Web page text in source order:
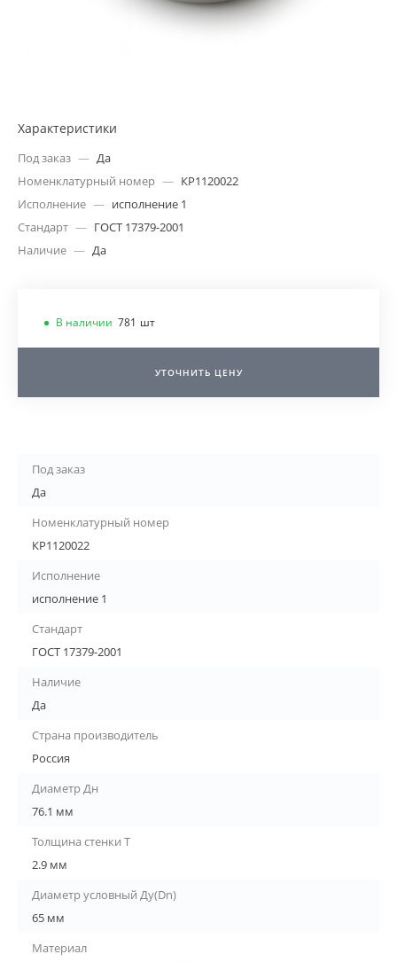
Характеристики
Под заказ — Да
Номенклатурный номер — КР1120022
Исполнение — исполнение 1
Стандарт — ГОСТ 17379-2001
Наличие — Да
В наличии 781 шт
УТОЧНИТЬ ЦЕНУ
Под заказ
Да
Номенклатурный номер
КР1120022
Исполнение
исполнение 1
Стандарт
ГОСТ 17379-2001
Наличие
Да
Страна производитель
Россия
Диаметр Дн
76.1 мм
Толщина стенки Т
2.9 мм
Диаметр условный Ду(Dn)
65 мм
Материал